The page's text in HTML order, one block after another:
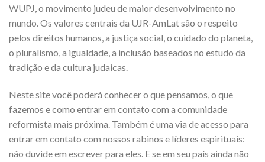
WUPJ, o movimento judeu de maior desenvolvimento no
mundo. Os valores centrais da UJR-AmLat são o respeito
pelos direitos humanos, a justiça social, o cuidado do planeta,
o pluralismo, a igualdade, a inclusão baseados no estudo da
tradição e da cultura judaicas.
Neste site você poderá conhecer o que pensamos, o que
fazemos e como entrar em contato com a comunidade
reformista mais próxima. Também é uma via de acesso para
entrar em contato com nossos rabinos e líderes espirituais:
não duvide em escrever para eles. E se em seu país ainda não